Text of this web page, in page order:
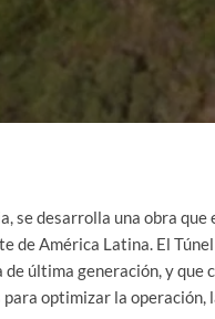
se desarrolla una obra
de América Latina. El
de última generación, y que
optimizar la operación,